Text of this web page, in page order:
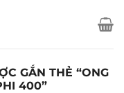
GẮN THẺ “ONG
400”